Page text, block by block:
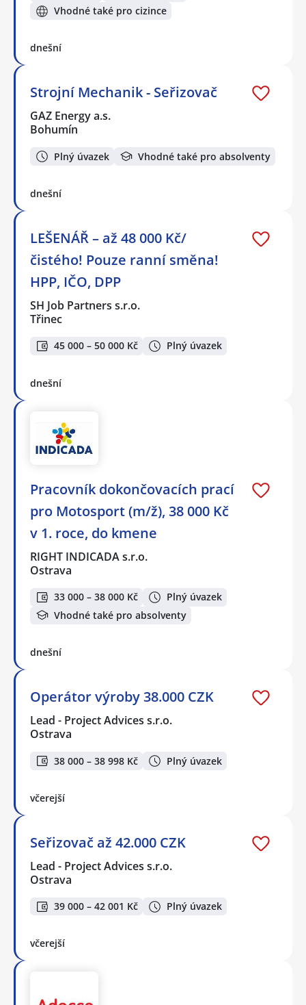
Vhodné také pro cizince
dnešní
Strojní Mechanik - Seřizovač
GAZ Energy a.s.
Bohumín
Plný úvazek Vhodné také pro absolventy
dnešní
LEŠENÁŘ – až 48 000 Kč/
čistého! Pouze ranní směna!
HPP, IČO, DPP
SH Job Partners s.r.o.
Třinec
45 000 – 50 000 Kč Plný úvazek
dnešní
Pracovník dokončovacích prací
pro Motosport (m/ž), 38 000 Kč
v 1. roce, do kmene
RIGHT INDICADA s.r.o.
Ostrava
33 000 – 38 000 Kč
Plný úvazek
Vhodné také pro absolventy
dnešní
Operátor výroby 38.000 CZK
Lead - Project Advices s.r.o.
Ostrava
38 000 – 38 998 Kč Plný úvazek
včerejší
Seřizovač až 42.000 CZK
Lead - Project Advices s.r.o.
Ostrava
39 000 – 42 001 Kč Plný úvazek
včerejší